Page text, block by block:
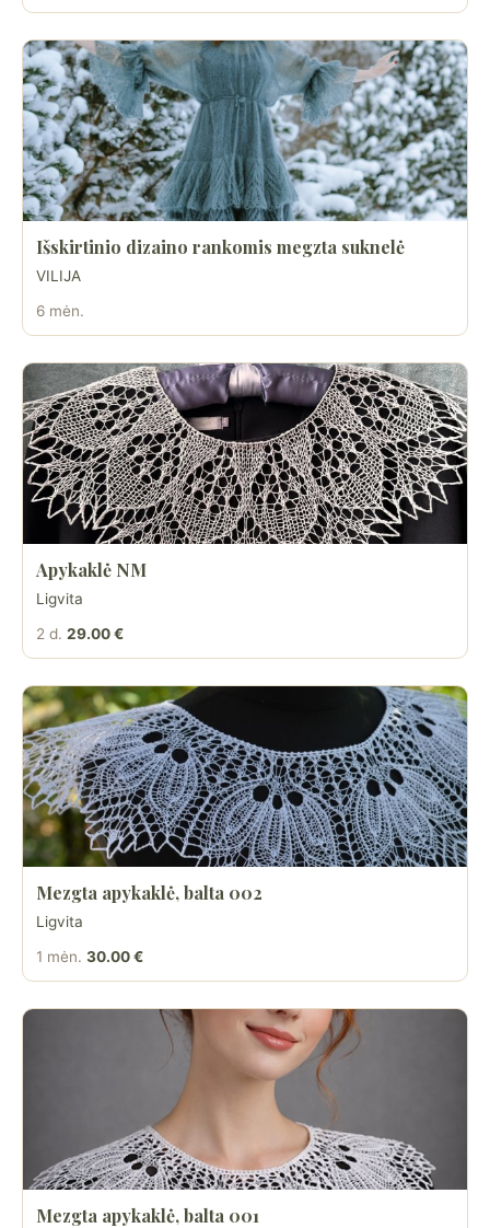
Išskirtinio dizaino rankomis megzta suknelė
VILIJA
6 mėn.
Apykaklė NM
Ligvita
2 d. 29.00 €
Mezgta apykaklė, balta 002
Ligvita
1 mėn. 30.00 €
Mezgta apykaklė, balta 001